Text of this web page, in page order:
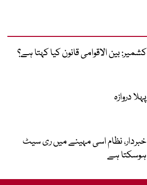
کشمیر: بین الاقوامی قانون کیا کہتا ہے؟
پہلا دروازہ
خبردار، نظام اسی مہینے میں ری سیٹ
ہوسکتا ہے